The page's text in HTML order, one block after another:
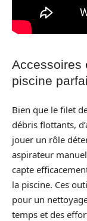
Accessoires
piscine
Bien que le filet
débris flottants,
jouer un rôle
aspirateur
capte
la piscine. Ces
pour un
temps et des